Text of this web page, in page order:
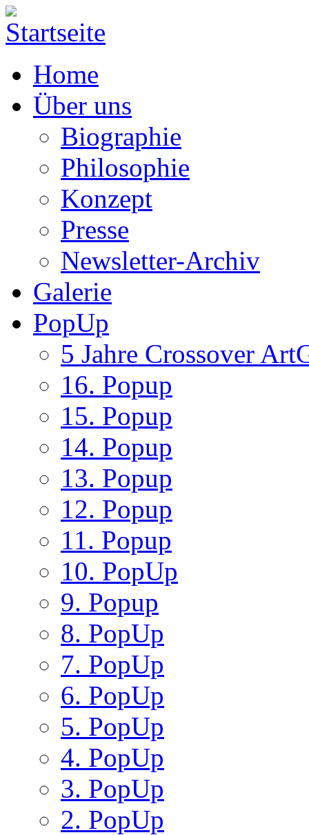
Home
Über uns
Biographie
Philosophie
Konzept
Presse
Newsletter-Archiv
Galerie
PopUp
5 Jahre Crossover
16. Popup
15. Popup
14. Popup
13. Popup
12. Popup
11. Popup
10. PopUp
9. Popup
8. PopUp
7. PopUp
6. PopUp
5. PopUp
4. PopUp
3. PopUp
2. PopUp